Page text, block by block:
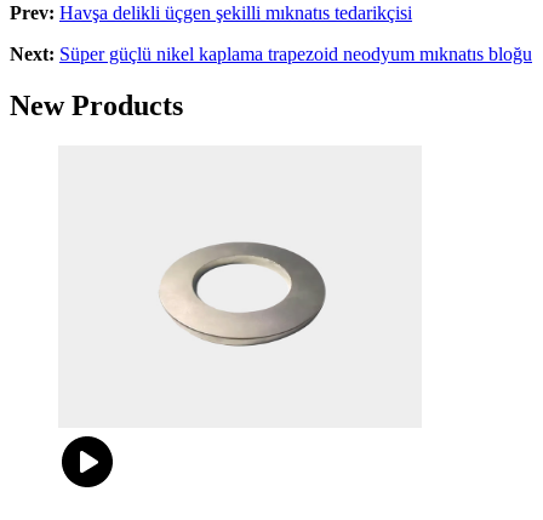
Prev: Havşa delikli üçgen şekilli mıknatıs tedarikçisi
Next: Süper güçlü nikel kaplama trapezoid neodyum mıknatıs bloğu
New Products